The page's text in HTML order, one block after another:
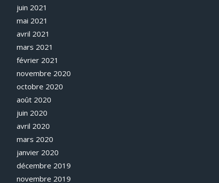
juin 2021
mai 2021
avril 2021
mars 2021
février 2021
novembre 2020
octobre 2020
août 2020
juin 2020
avril 2020
mars 2020
janvier 2020
décembre 2019
novembre 2019